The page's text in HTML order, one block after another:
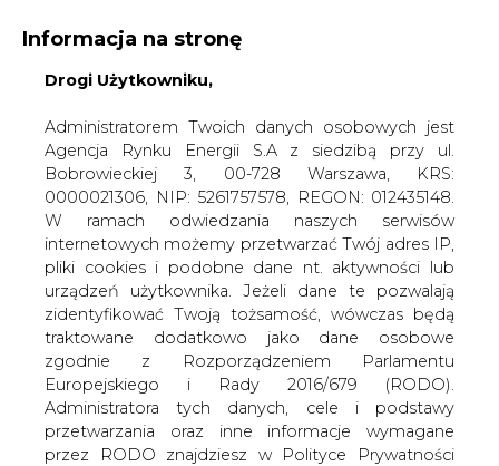
KONTAKT:
WYDAWCA PORTALU:
WYSOKI KONTRAST WIELKOŚĆ TEKSTU A A
ZALOGUJ SIĘ
Informacja na stronę
Drogi Użytkowniku,
Administratorem Twoich danych osobowych jest
Agencja Rynku Energii S.A z siedzibą przy ul.
Bobrowieckiej 3, 00-728 Warszawa, KRS:
0000021306, NIP: 5261757578, REGON: 012435148.
W ramach odwiedzania naszych serwisów
internetowych możemy przetwarzać Twój adres IP,
pliki cookies i podobne dane nt. aktywności lub
urządzeń użytkownika. Jeżeli dane te pozwalają
zidentyfikować Twoją tożsamość, wówczas będą
traktowane dodatkowo jako dane osobowe
zgodnie z Rozporządzeniem Parlamentu
Europejskiego i Rady 2016/679 (RODO).
Administratora tych danych, cele i podstawy
przetwarzania oraz inne informacje wymagane
przez RODO znajdziesz w Polityce Prywatności